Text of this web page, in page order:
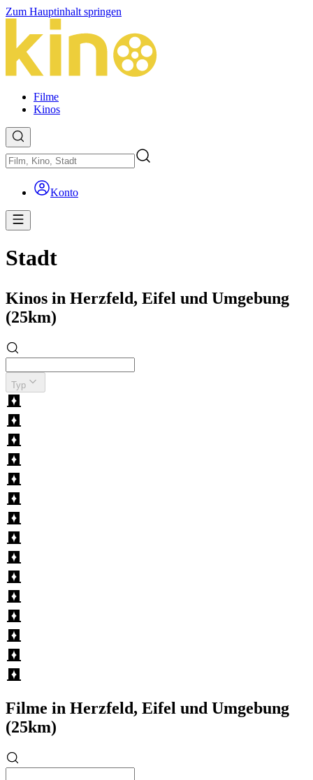
Zum Hauptinhalt springen
Filme
Kinos
Konto
Stadt
Kinos in Herzfeld, Eifel und Umgebung
(25km)
Typ
Filme in Herzfeld, Eifel und Umgebung
(25km)